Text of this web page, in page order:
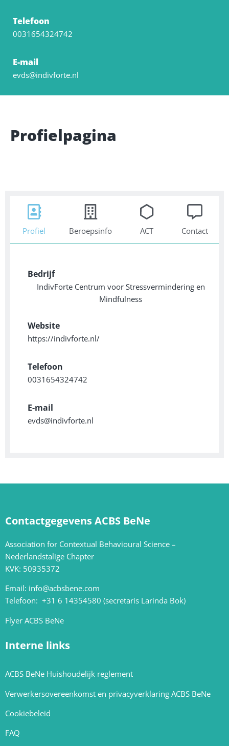
Telefoon
0031654324742
E-mail
evds@indivforte.nl
Profielpagina
Profiel Beroepsinfo ACT Contact
Bedrijf
IndivForte Centrum voor Stressvermindering en
Mindfulness
Website
https://indivforte.nl/
Telefoon
0031654324742
E-mail
evds@indivforte.nl
Contactgegevens ACBS BeNe
Association for Contextual Behavioural Science –
Nederlandstalige Chapter
KVK: 50935372
Email: info@acbsbene.com
Telefoon: +31 6 14354580 (secretaris Larinda Bok)
Flyer ACBS BeNe
Interne links
ACBS BeNe Huishoudelijk reglement
Verwerkersovereenkomst en privacyverklaring ACBS BeNe
Cookiebeleid
FAQ